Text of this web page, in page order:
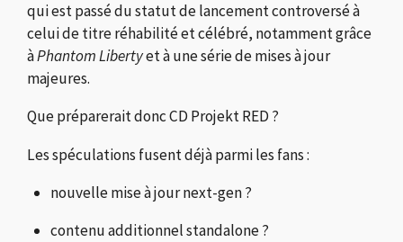
qui est passé du statut de lancement controversé à
celui de titre réhabilité et célébré, notamment grâce
àPhantom Libertyet à une série de mises à jour
majeures.
Que préparerait donc CD Projekt RED ?
Les spéculations fusent déjà parmi les fans :
nouvelle mise à jour next-gen ?
contenu additionnel standalone ?